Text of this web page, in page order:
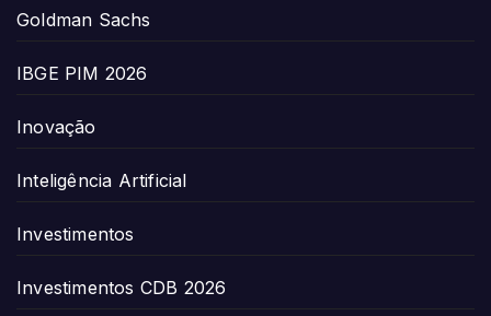
Goldman Sachs
IBGE PIM 2026
Inovação
Inteligência Artificial
Investimentos
Investimentos CDB 2026